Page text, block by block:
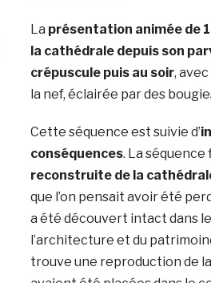
La présentation animée de
la cathédrale depuis son
crépuscule puis au soir,
la nef, éclairée par des
Cette séquence est suivie d’
conséquences. La séquence
reconstruite de la
que l’on pensait avoir été
a été découvert intact dans
l’architecture et du
trouve une reproduction de